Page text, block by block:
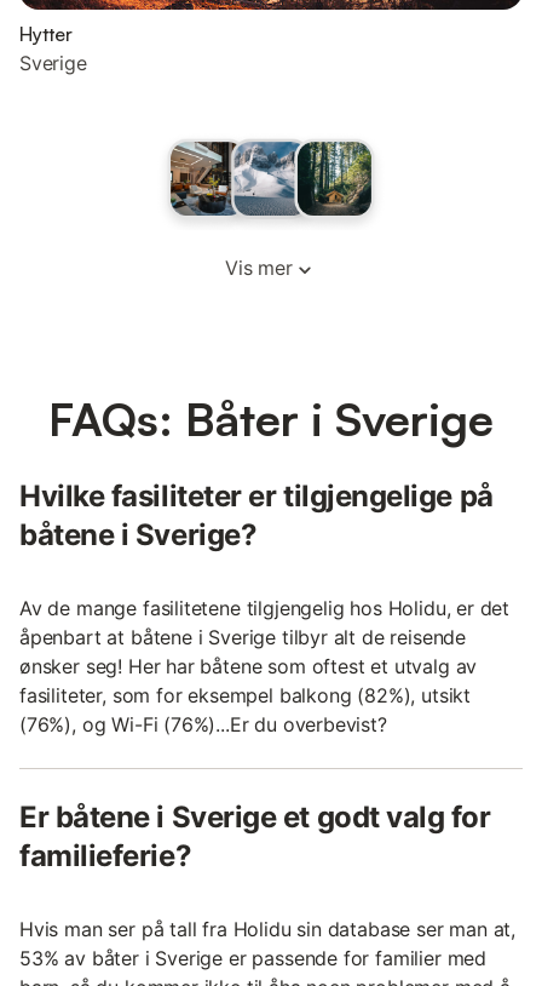
Hytter
Sverige
Vis mer
FAQs: Båter i Sverige
Hvilke fasiliteter er tilgjengelige på
båtene i Sverige?
Av de mange fasilitetene tilgjengelig hos Holidu, er det
åpenbart at båtene i Sverige tilbyr alt de reisende
ønsker seg! Her har båtene som oftest et utvalg av
fasiliteter, som for eksempel balkong (82%), utsikt
(76%), og Wi-Fi (76%)...Er du overbevist?
Er båtene i Sverige et godt valg for
familieferie?
Hvis man ser på tall fra Holidu sin database ser man at,
53% av båter i Sverige er passende for familier med